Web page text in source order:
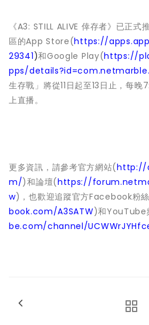
《A3: STILL ALIVE 倖存者》已正
區的App Store(https://
29341)和Google Play(https://
pps/
生存戰」將從11日起至13日止，每
上直播。
更多資訊，請參考官方網站(http://
m/)和論壇(https://
w)，也歡迎追蹤官方Facebook粉
book.com/A3SATW)和YouTube
be.com/channel/